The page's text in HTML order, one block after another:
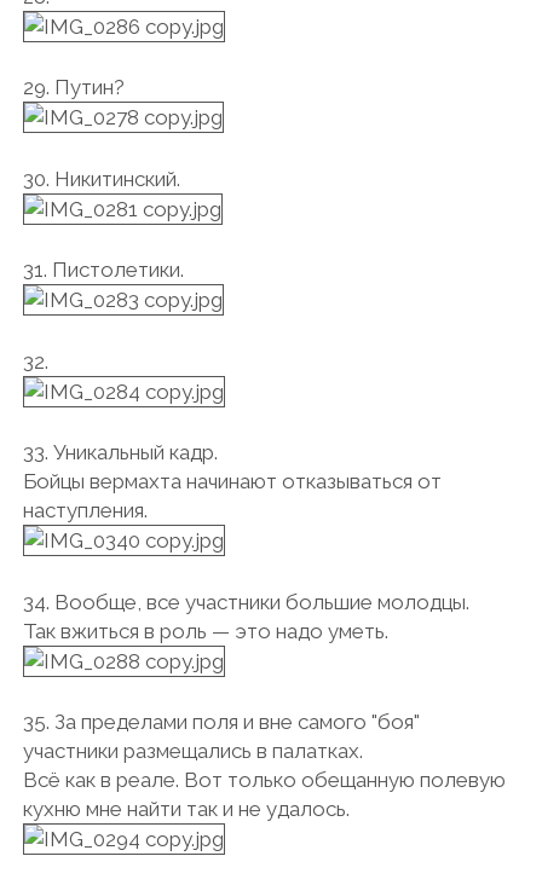
29. Путин?
30. Никитинский.
31. Пистолетики.
32.
33. Уникальный кадр.
Бойцы вермахта начинают отказываться от
наступления.
34. Вообще, все участники большие молодцы.
Так вжиться в роль — это надо уметь.
35. За пределами поля и вне самого "боя"
участники размещались в палатках.
Всё как в реале. Вот только обещанную полевую
кухню мне найти так и не удалось.